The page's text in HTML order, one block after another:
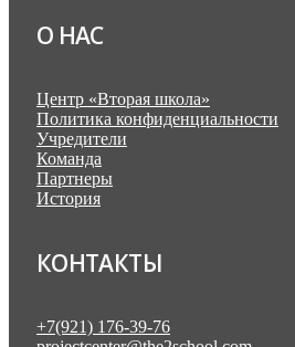
О НАС
Центр «Вторая школа»
Политика конфиденциальности
Учредители
Команда
Партнеры
История
КОНТАКТЫ
+7(921) 176-39-76